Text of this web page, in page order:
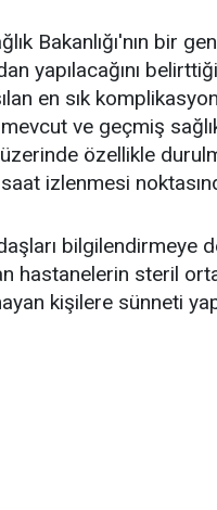
Bakanlığı'nın bir
yapılacağını
en sık
ve geçmiş
üzerinde özellikle
izlenmesi
bilgilendirmeye
hastanelerin steril
kişilere sünneti